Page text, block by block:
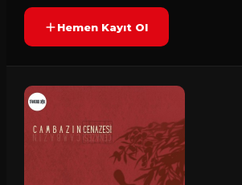
Hemen Kayıt Ol